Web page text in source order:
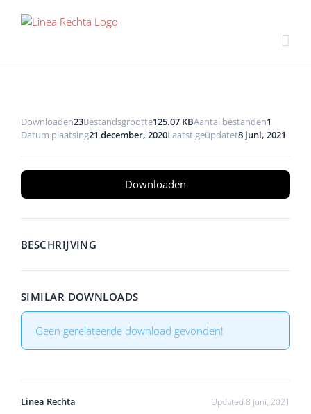
Downloaden23Bestandsgrootte125.07 KBAantal bestanden1
Datum plaatsing21 december, 2020Laatst geüpdatet8 juni, 2021
Downloaden
BESCHRIJVING
SIMILAR DOWNLOADS
Geen gerelateerde download gevonden!
Linea Rechta Updated 8 juni, 2021